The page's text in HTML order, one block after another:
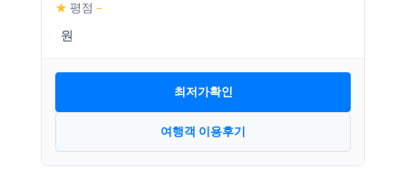
★ 평점 –
최저가확인
여행객 이용후기